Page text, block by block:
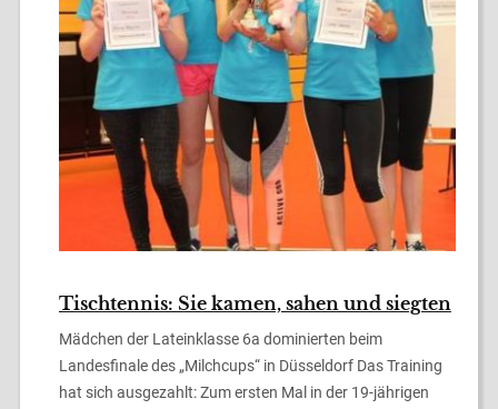
Tischtennis: Sie kamen, sahen und siegten
Mädchen der Lateinklasse 6a dominierten beim
Landesfinale des „Milchcups“ in Düsseldorf Das Training
hat sich ausgezahlt: Zum ersten Mal in der 19-jährigen